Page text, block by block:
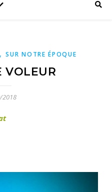
,SUR NOTRE ÉPOQUE
VOLEUR
2018